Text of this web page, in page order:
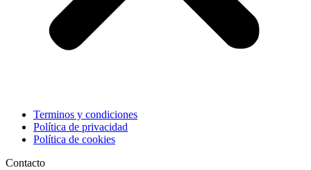
Terminos y condiciones
Política de privacidad
Política de cookies
Contacto